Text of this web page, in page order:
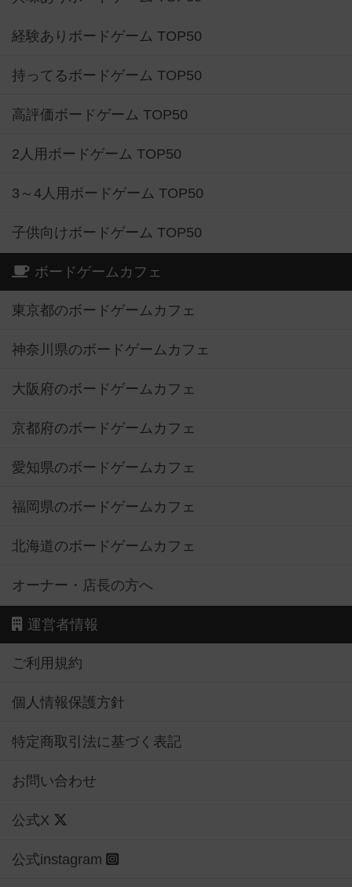
経験ありボードゲーム TOP50
持ってるボードゲーム TOP50
高評価ボードゲーム TOP50
2人用ボードゲーム TOP50
3～4人用ボードゲーム TOP50
子供向けボードゲーム TOP50
ボードゲームカフェ
東京都のボードゲームカフェ
神奈川県のボードゲームカフェ
大阪府のボードゲームカフェ
京都府のボードゲームカフェ
愛知県のボードゲームカフェ
福岡県のボードゲームカフェ
北海道のボードゲームカフェ
オーナー・店長の方へ
運営者情報
ご利用規約
個人情報保護方針
特定商取引法に基づく表記
お問い合わせ
公式X
公式instagram